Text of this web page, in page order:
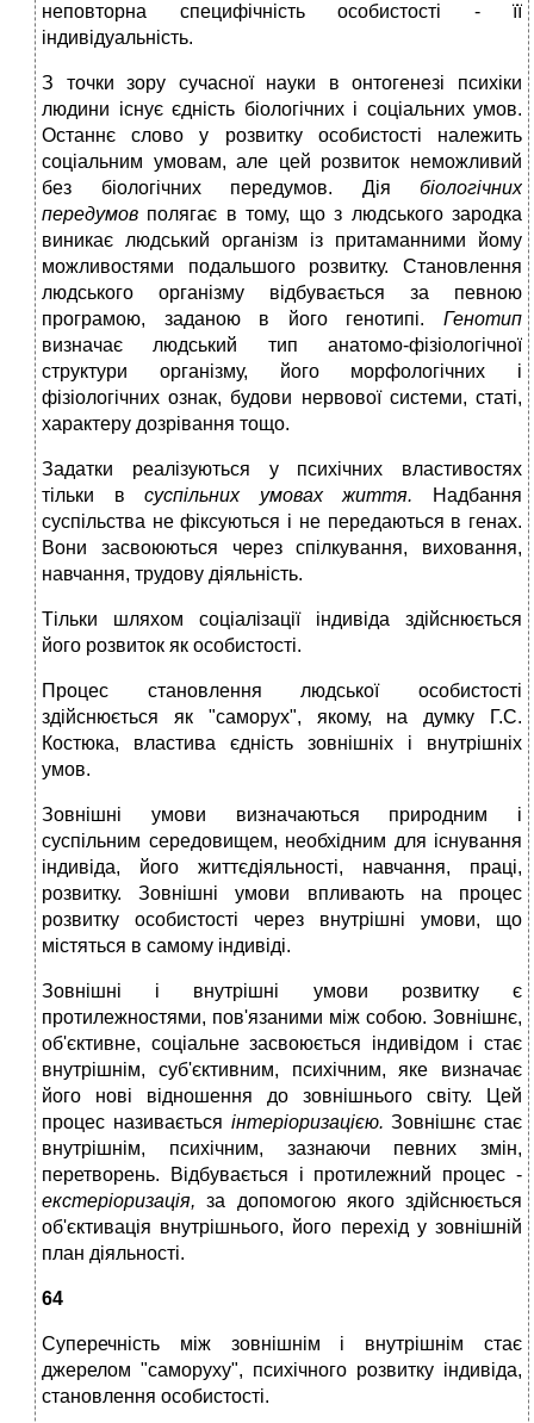
неповторна специфічність особистості - її
індивідуальність.
З точки зору сучасної науки в онтогенезі психіки
людини існує єдність біологічних і соціальних умов.
Останнє слово у розвитку особистості належить
соціальним умовам, але цей розвиток неможливий
без біологічних передумов. Дія біологічних
передумов полягає в тому, що з людського зародка
виникає людський організм із притаманними йому
можливостями подальшого розвитку. Становлення
людського організму відбувається за певною
програмою, заданою в його генотипі. Генотип
визначає людський тип анатомо-фізіологічної
структури організму, його морфологічних і
фізіологічних ознак, будови нервової системи, статі,
характеру дозрівання тощо.
Задатки реалізуються у психічних властивостях
тільки всуспільних умовах життя.
Надбання
суспільства не фіксуються і не передаються в генах.
Вони засвоюються через спілкування, виховання,
навчання, трудову діяльність.
Тільки шляхом соціалізації індивіда здійснюється
його розвиток як особистості.
Процес становлення людської особистості
здійснюється як "саморух", якому, на думку Г.С.
Костюка, властива єдність зовнішніх і внутрішніх
умов.
Зовнішні умови визначаються природним і
суспільним середовищем, необхідним для існування
індивіда, його життєдіяльності, навчання, праці,
розвитку. Зовнішні умови впливають на процес
розвитку особистості через внутрішні умови, що
містяться в самому індивіді.
Зовнішні і внутрішні умови розвитку є
протилежностями, пов'язаними між собою. Зовнішнє,
об'єктивне, соціальне засвоюється індивідом і стає
внутрішнім, суб'єктивним, психічним, яке визначає
його нові відношення до зовнішнього світу. Цей
процес називається інтеріоризацією.Зовнішнє стає
внутрішнім, психічним, зазнаючи певних змін,
перетворень. Відбувається і протилежний процес -
екстеріоризація,за допомогою якого здійснюється
об'єктивація внутрішнього, його перехід у зовнішній
план діяльності.
64
Суперечність між зовнішнім і внутрішнім стає
джерелом "саморуху", психічного розвитку індивіда,
становлення особистості.